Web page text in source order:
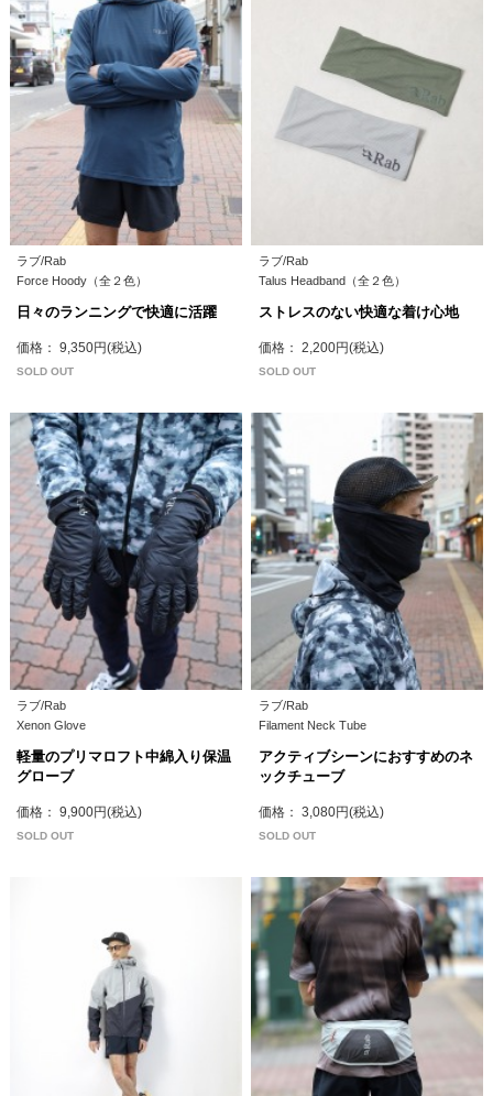
ラブ/Rab
Force Hoody（全２色）
日々のランニングで快適に活躍
価格： 9,350円(税込)
SOLD OUT
ラブ/Rab
Talus Headband（全２色）
ストレスのない快適な着け心地
価格： 2,200円(税込)
SOLD OUT
ラブ/Rab
Xenon Glove
軽量のプリマロフト中綿入り保温
グローブ
価格： 9,900円(税込)
SOLD OUT
ラブ/Rab
Filament Neck Tube
アクティブシーンにおすすめのネ
ックチューブ
価格： 3,080円(税込)
SOLD OUT